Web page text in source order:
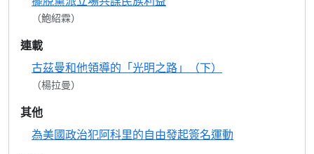
（鮑紹霖）
連載
古茲曼和他領導的「光明之路」（下）
（楊拉曼）
其他
為美國政治犯阿科里的自由發起簽名運動